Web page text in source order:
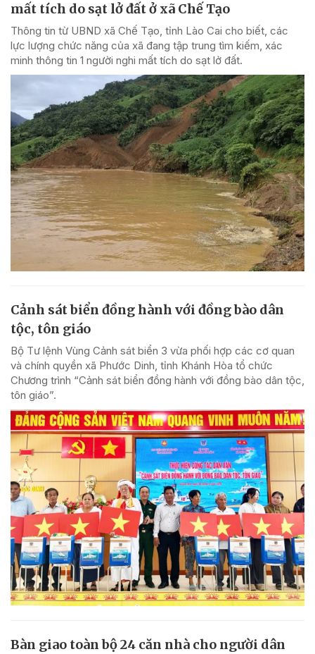
mất tích do sạt lở đất ở xã Chế Tạo
Thông tin từ UBND xã Chế Tạo, tỉnh Lào Cai cho biết, các
lực lượng chức năng của xã đang tập trung tìm kiếm, xác
minh thông tin 1 người nghi mất tích do sạt lở đất.
Cảnh sát biển đồng hành với đồng bào dân
tộc, tôn giáo
Bộ Tư lệnh Vùng Cảnh sát biển 3 vừa phối hợp các cơ quan
và chính quyền xã Phước Dinh, tỉnh Khánh Hòa tổ chức
Chương trình “Cảnh sát biển đồng hành với đồng bào dân tộc,
tôn giáo”.
Bàn giao toàn bộ 24 căn nhà cho người dân